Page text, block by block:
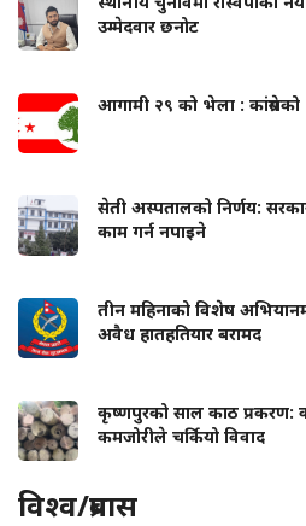
उम्मेदवार छनोट
आगामी २९ को भेला :
सेती अस्पतालको निर्णय:
काम गर्न नपाइने
तीन महिनाको विशेष
अवैध हातहतियार बरामद
कृष्णपुरको साल काठ प्रकरण:
कमजोरीले चर्कियो विवाद
विश्व/प्रबास